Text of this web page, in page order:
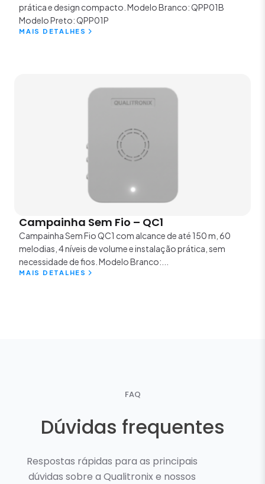
prática e design compacto. Modelo Branco: QPP01B
Modelo Preto: QPP01P
MAIS DETALHES
Campainha Sem Fio – QC1
Campainha Sem Fio QC1 com alcance de até 150 m, 60
melodias, 4 níveis de volume e instalação prática, sem
necessidade de fios. Modelo Branco:...
MAIS DETALHES
FAQ
Dúvidas frequentes
Respostas rápidas para as principais
dúvidas sobre a Qualitronix e nossos